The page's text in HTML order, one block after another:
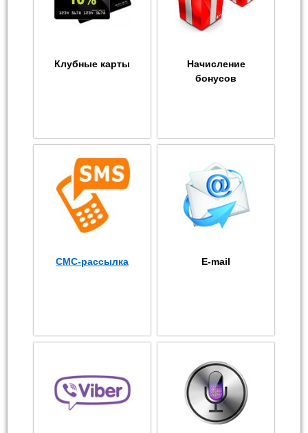
Клубные карты
Начисление
бонусов
СМС-рассылка E-mail